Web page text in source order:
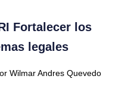
Fortalecer los
legales
Wilmar Andres Quevedo